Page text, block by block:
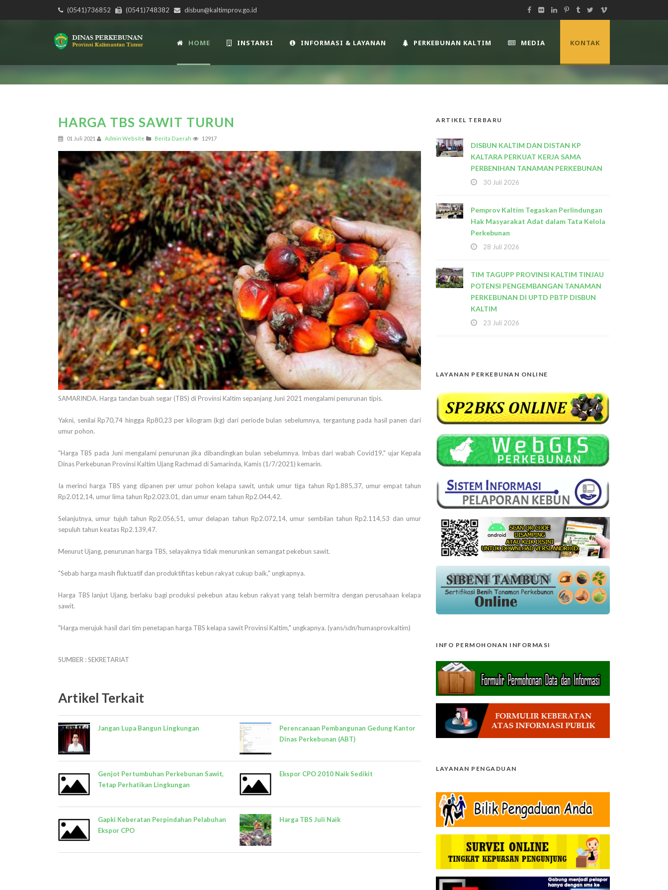
(0541)736852 (0541)748382 disbun@kaltimprov.go.id
HOME INSTANSI INFORMASI & LAYANAN PERKEBUNAN KALTIM MEDIA KONTAK
HARGA TBS SAWIT TURUN
01 Juli 2021 Admin Website Berita Daerah 12917
SAMARINDA. Harga tandan buah segar (TBS) di Provinsi Kaltim sepanjang Juni 2021 mengalami penurunan tipis.
Yakni, senilai Rp70,74 hingga Rp80,23 per kilogram (kg) dari periode bulan sebelumnya, tergantung pada hasil panen dari
umur pohon.
"Harga TBS pada Juni mengalami penurunan jika dibandingkan bulan sebelumnya. Imbas dari wabah Covid19," ujar Kepala
Dinas Perkebunan Provinsi Kaltim Ujang Rachmad di Samarinda, Kamis (1/7/2021) kemarin.
Ia merinci harga TBS yang dipanen per umur pohon kelapa sawit, untuk umur tiga tahun Rp1.885,37, umur empat tahun
Rp2.012,14, umur lima tahun Rp2.023,01, dan umur enam tahun Rp2.044,42.
Selanjutnya, umur tujuh tahun Rp2.056,51, umur delapan tahun Rp2.072,14, umur sembilan tahun Rp2.114,53 dan umur
sepuluh tahun keatas Rp2.139,47.
Menurut Ujang, penurunan harga TBS, selayaknya tidak menurunkan semangat pekebun sawit.
"Sebab harga masih fluktuatif dan produktifitas kebun rakyat cukup baik," ungkapnya.
Harga TBS lanjut Ujang, berlaku bagi produksi pekebun atau kebun rakyat yang telah bermitra dengan perusahaan kelapa
sawit.
"Harga merujuk hasil dari tim penetapan harga TBS kelapa sawit Provinsi Kaltim," ungkapnya. (yans/sdn/humasprovkaltim)
SUMBER : SEKRETARIAT
Artikel Terkait
Jangan Lupa Bangun Lingkungan
Genjot Pertumbuhan Perkebunan Sawit,
Tetap Perhatikan Lingkungan
Gapki Keberatan Perpindahan Pelabuhan
Ekspor CPO
Perencanaan Pembangunan Gedung Kantor
Dinas Perkebunan (ABT)
Ekspor CPO 2010 Naik Sedikit
Harga TBS Juli Naik
ARTIKEL TERBARU
DISBUN KALTIM DAN DISTAN KP
KALTARA PERKUAT KERJA SAMA
PERBENIHAN TANAMAN PERKEBUNAN
30 Juli 2026
Pemprov Kaltim Tegaskan Perlindungan
Hak Masyarakat Adat dalam Tata Kelola
Perkebunan
28 Juli 2026
TIM TAGUPP PROVINSI KALTIM TINJAU
POTENSI PENGEMBANGAN TANAMAN
PERKEBUNAN DI UPTD PBTP DISBUN
KALTIM
23 Juli 2026
LAYANAN PERKEBUNAN ONLINE
INFO PERMOHONAN INFORMASI
LAYANAN PENGADUAN